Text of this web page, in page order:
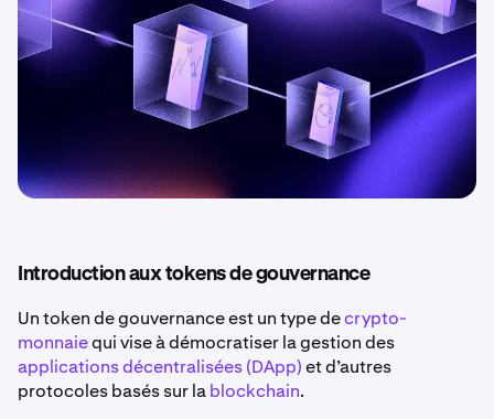
Introduction aux tokens de gouvernance
Un token de gouvernance est un type decrypto-
monnaiequi vise à démocratiser la gestion des
applications décentralisées (DApp)et d’autres
protocoles basés sur lablockchain.